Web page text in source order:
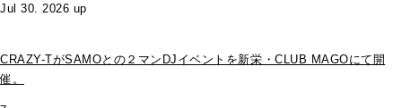
Jul 30. 2026 up
CRAZY-TがSAMOとの２マンDJイベントを新栄・CLUB MAGOにて開
催。